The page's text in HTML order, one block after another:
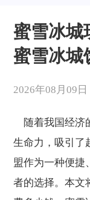
蜜雪冰城
蜜雪冰城
2026年08月09日
随着我国经济
生命力，吸引了
盟作为一种便捷
者的选择。本文